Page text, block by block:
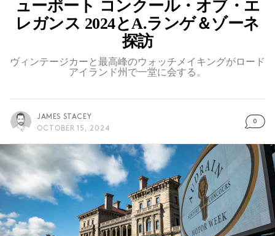
ューポート コンクール・オブ・エ
レガンス 2024とA.ランゲ＆ゾーネ
探訪
ヴィンテージカーと最高峰のウォッチメイキングがロード
アイランド州で一堂に会する。
JAMES STACEY
OCTOBER 15, 2024
0